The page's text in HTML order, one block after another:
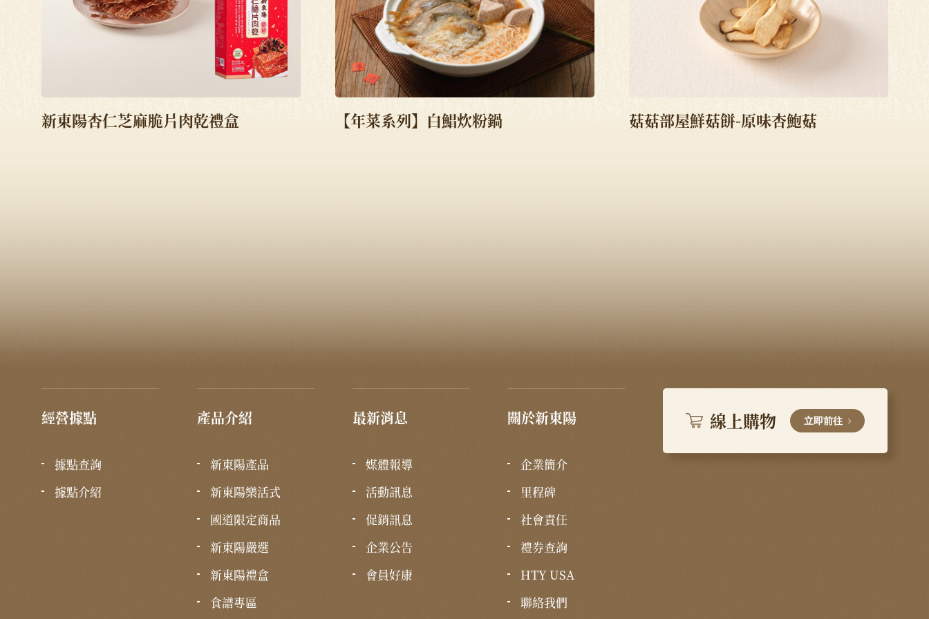
新東陽杏仁芝麻脆片肉乾禮盒 【年菜系列】白鯧炊粉鍋 菇菇部屋鮮菇餅-原味杏鮑菇
經營據點
據點查詢
據點介紹
產品介紹
新東陽產品
新東陽樂活式
國道限定商品
新東陽嚴選
新東陽禮盒
食譜專區
最新消息
媒體報導
活動訊息
促銷訊息
企業公告
會員好康
關於新東陽
企業簡介
里程碑
社會責任
禮券查詢
HTY USA
聯絡我們
線上購物 立即前往